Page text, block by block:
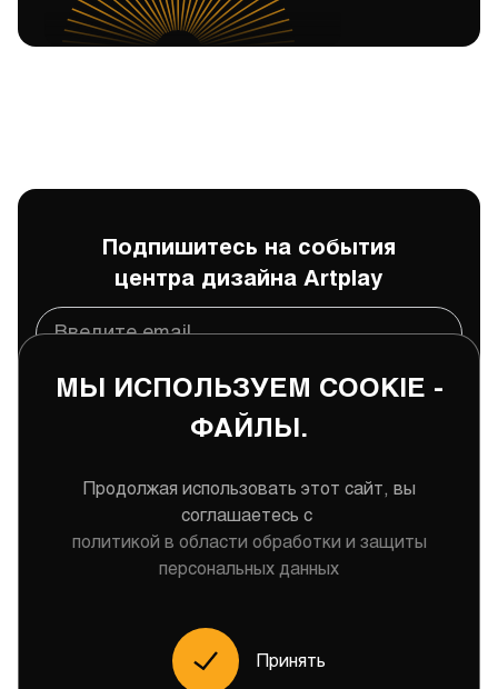
Меню
Подпишитесь на события
центра дизайна Artplay
персональных данных
2026 Центр дизайна Artplay © Все права защищены
МЫ ИСПОЛЬЗУЕМ COOKIE -
ФАЙЛЫ.
Продолжая использовать этот сайт, вы
соглашаетесь с
политикой в области обработки и защиты
персональных данных
Принять